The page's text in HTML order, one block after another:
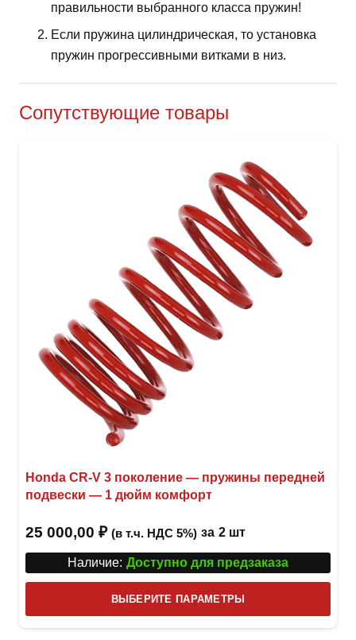
правильности выбранного класса пружин!
Если пружина цилиндрическая, то установка
пружин прогрессивными витками в низ.
Сопутствующие товары
Honda CR-V 3 поколение — пружины передней
подвески — 1 дюйм комфорт
25 000,00 ₽ (в т.ч. НДС 5%) за 2 шт
Наличие: Доступно для предзаказа
ВЫБЕРИТЕ ПАРАМЕТРЫ
товар